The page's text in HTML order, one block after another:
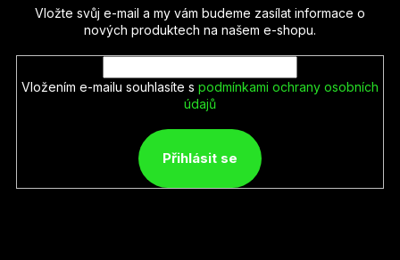
Vložte svůj e-mail a my vám budeme zasílat informace o
nových produktech na našem e-shopu.
Vložením e-mailu souhlasíte s podmínkami ochrany osobních
údajů
Přihlásit se